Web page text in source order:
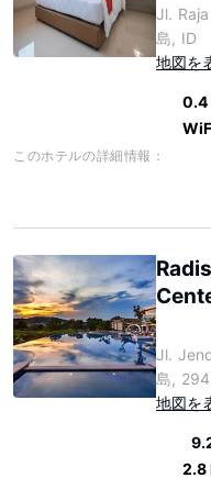
Jl.
島, ID
地図を
0.4
このホテルの詳細情報：
Jl.
島,
地図を
2.8